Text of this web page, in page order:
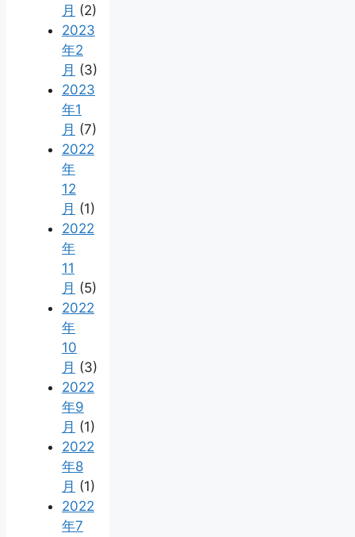
月 (2)
2023
年2
月 (3)
2023
年1
月 (7)
2022
年
12
月 (1)
2022
年
11
月 (5)
2022
年
10
月 (3)
2022
年9
月 (1)
2022
年8
月 (1)
2022
年7